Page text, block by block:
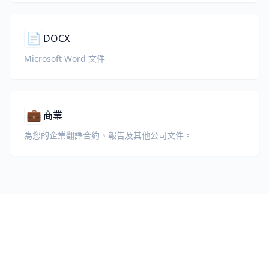
📄 DOCX
Microsoft Word 文件
💼 商業
為您的企業翻譯合約、報告及其他公司文件。